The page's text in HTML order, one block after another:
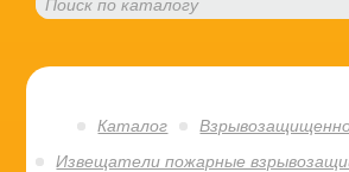
Каталог
Извещатели пожарные